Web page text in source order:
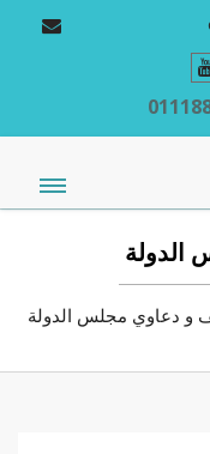
دعاوي مجلس الدولة